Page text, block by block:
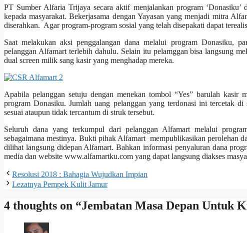
PT Sumber Alfaria Trijaya secara aktif menjalankan program
kepada masyarakat. Bekerjasama dengan Yayasan yang menjadi mitra
diserahkan. Agar program-program sosial yang telah disepakati dapat
Saat melakukan aksi penggalangan dana melalui program Donasiku,
pelanggan Alfamart terlebih dahulu. Selain itu pelamggan bisa langsung
dual screen milik sang kasir yang menghadap mereka.
Apabila pelanggan setuju dengan menekan tombol “Yes” barulah kasir
program Donasiku. Jumlah uang pelanggan yang terdonasi ini tercetak
sesuai ataupun tidak tercantum di struk tersebut.
Seluruh dana yang terkumpul dari pelanggan Alfamart melalui
sebagaimana mestinya. Bukti pihak Alfamart mempublikasikan perolehan
dilihat langsung didepan Alfamart. Bahkan informasi penyaluran dana
media dan website www.alfamartku.com yang dapat langsung diakses
Resolusi 2018 : Bahagia Wujudkan Impian
Lezatnya Pempek Kulit Jamur
4 thoughts on “Jembatan Masa Depan Untuk